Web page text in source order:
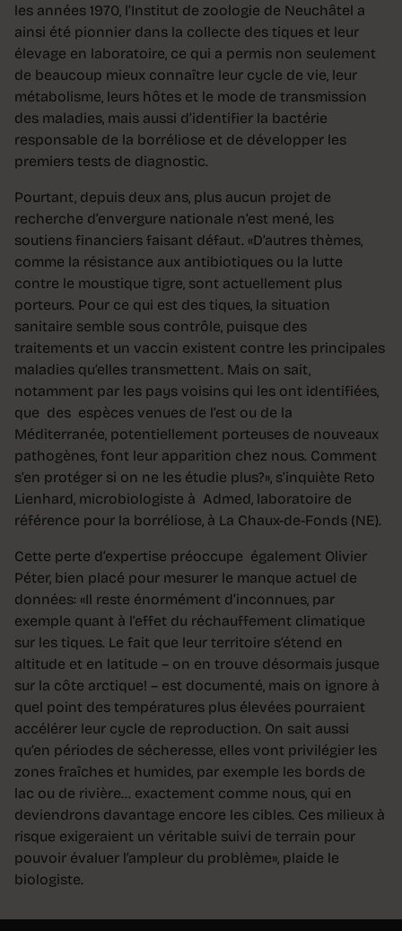
les années 1970, l’Institut de zoologie de Neuchâtel a
ainsi été pionnier dans la collecte des tiques et leur
élevage en laboratoire, ce qui a permis non seulement
de beaucoup mieux connaître leur cycle de vie, leur
métabolisme, leurs hôtes et le mode de transmission
des maladies, mais aussi d’identifier la bactérie
responsable de la borréliose et de développer les
premiers tests de diagnostic.
Pourtant, depuis deux ans, plus aucun projet de
recherche d’envergure nationale n’est mené, les
soutiens financiers faisant défaut. «D’autres thèmes,
comme la résistance aux antibiotiques ou la lutte
contre le moustique tigre, sont actuellement plus
porteurs. Pour ce qui est des tiques, la situation
sanitaire semble sous contrôle, puisque des
traitements et un vaccin existent contre les principales
maladies qu’elles transmettent. Mais on sait,
notamment par les pays voisins qui les ont identifiées,
que des espèces venues de l’est ou de la
Méditerranée, potentiellement porteuses de nouveaux
pathogènes, font leur apparition chez nous. Comment
s’en protéger si on ne les étudie plus?», s’inquiète Reto
Lienhard, microbiologiste à Admed, laboratoire de
référence pour la borréliose, à La Chaux-de-Fonds (NE).
Cette perte d’expertise préoccupe également Olivier
Péter, bien placé pour mesurer le manque actuel de
données: «Il reste énormément d’inconnues, par
exemple quant à l’effet du réchauffement climatique
sur les tiques. Le fait que leur territoire s’étend en
altitude et en latitude – on en trouve désormais jusque
sur la côte arctique! – est documenté, mais on ignore à
quel point des températures plus élevées pourraient
accélérer leur cycle de reproduction. On sait aussi
qu’en périodes de sécheresse, elles vont privilégier les
zones fraîches et humides, par exemple les bords de
lac ou de rivière… exactement comme nous, qui en
deviendrons davantage encore les cibles. Ces milieux à
risque exigeraient un véritable suivi de terrain pour
pouvoir évaluer l’ampleur du problème», plaide le
biologiste.